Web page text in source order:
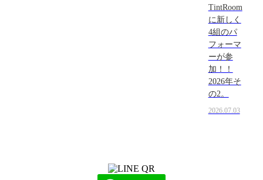
TintRoom
に新しく
4組のパ
フォーマ
ーが参
加！！
2026年そ
の2。
2026.07.03